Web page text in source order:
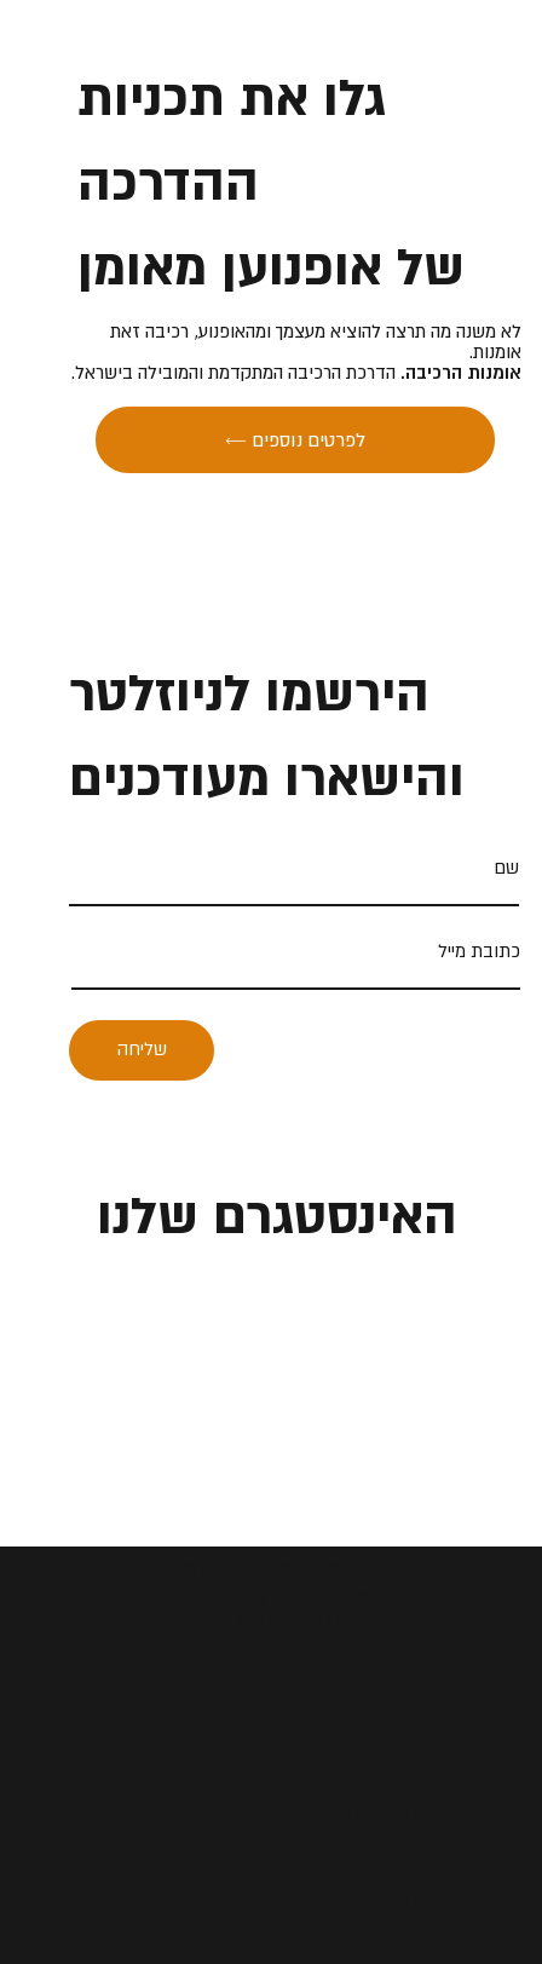
הירשמו לניוזלטר
והישארו מעודכנים
שליחה
← לפרטים נוספים
גלו את תכניות
ההדרכה
של אופנוען מאומן
לא משנה מה תרצה להוציא מעצמך ומהאופנוע, רכיבה זאת
אומנות.
אומנות הרכיבה. הדרכת הרכיבה המתקדמת והמובילה בישראל.
האינסטגרם שלנו